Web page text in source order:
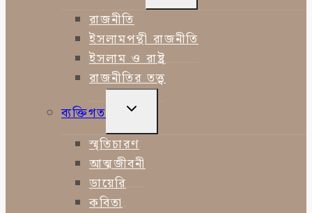
রাজনীতি
ইসলামপন্থী রাজনীতি
ইসলাম ও রাষ্ট্র
রাজনীতির তত্ত্ব
ব্যক্তিগত
TOGGLE
MENU
স্মৃতিচারণ
আত্মজীবনী
ডায়েরি
কবিতা